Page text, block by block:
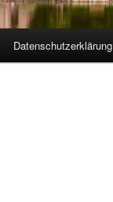
Datenschutzerklärung